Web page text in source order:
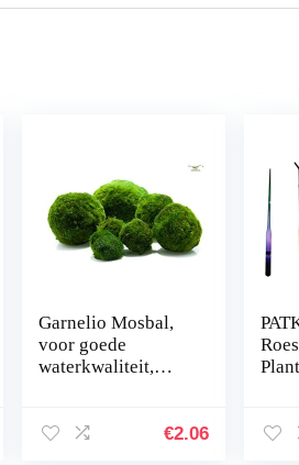
Garnelio Mosbal,
voor goede
waterkwaliteit,
grootte: 3 tot 5 cm
€2.06